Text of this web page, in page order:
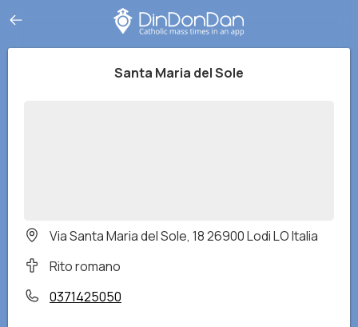
Santa Maria del Sole
Via Santa Maria del Sole, 18 26900 Lodi LO Italia
Rito romano
0371425050